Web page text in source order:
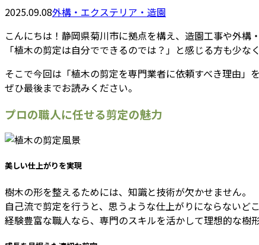
2025.09.08外構・エクステリア・造園
こんにちは！静岡県菊川市に拠点を構え、造園工事や外構
「植木の剪定は自分でできるのでは？」と感じる方も少な
そこで今回は「植木の剪定を専門業者に依頼すべき理由」
ぜひ最後までお読みください。
プロの職人に任せる剪定の魅力
美しい仕上がりを実現
樹木の形を整えるためには、知識と技術が欠かせません。
自己流で剪定を行うと、思うような仕上がりにならないど
経験豊富な職人なら、専門のスキルを活かして理想的な樹